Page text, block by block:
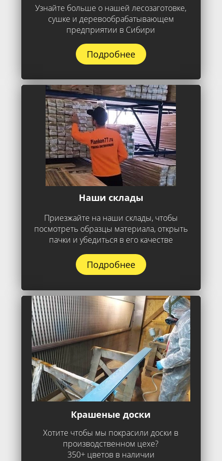
Узнайте больше о нашей лесозаготовке,
сушке и деревообрабатывающем
предприятии в Сибири
Подробнее
Наши склады
Приезжайте на наши склады, чтобы
посмотреть образцы материала, открыть
пачки и убедиться в его качестве
Подробнее
Крашеные доски
Хотите чтобы мы покрасили доски в
производственном цехе?
350+ цветов в наличии